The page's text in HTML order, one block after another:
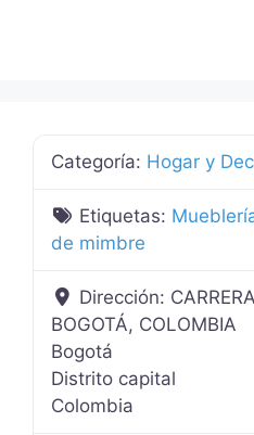
Categoría: Hogar y
Etiquetas:
de mimbre
Dirección:
BOGOTÁ, COLOMBIA
Bogotá
Distrito capital
Colombia